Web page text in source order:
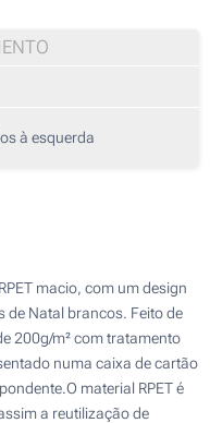
à esquerda
macio, com um design
de Natal brancos. Feito de
200g/m² com tratamento
numa caixa de cartão
material RPET é
a reutilização de